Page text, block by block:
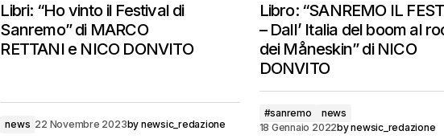
Libri: “Ho vinto il Festival di
Sanremo” di MARCO
RETTANI e NICO DONVITO
news 22 Novembre 2023by newsic_redazione
Libro: “SANREMO IL
– Dall’ Italia del boom al
dei Måneskin” di NICO
DONVITO
#sanremo
news
18 Gennaio 2022bynewsic_redazione